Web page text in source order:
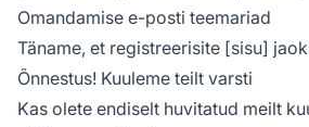
Omandamise e-posti teemariad
Täname, et registreerisite [sisu]
Õnnestus! Kuuleme teilt varsti
Kas olete endiselt huvitatud meilt